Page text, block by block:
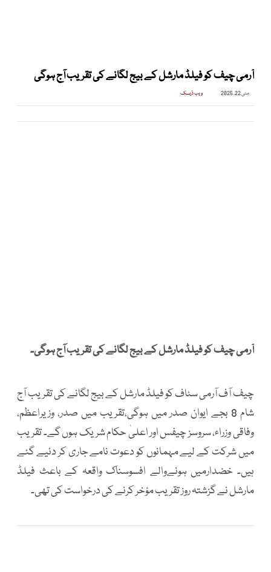
آرمی چیف کو فیلڈ مارشل کے بیج لگانے کی تقریب آج ہوگی
مئی 22, 2025 ویب ڈیسک
آرمی چیف کو فیلڈ مارشل کے بیج لگانے کی تقریب آج ہوگی۔
چیف آف آرمی سٹاف کو فیلڈ مارشل کے بیج لگانے کی تقریب آج
شام 8 بجے ایوان صدر میں ہوگی،تقریب میں صدر، وزیراعظم،
وفاقی وزراء، سروسز چیفس اور اعلیٰ حکام شریک ہوں گے۔ تقریب
میں شرکت کے لیے مہمانوں کو دعوت نامے جاری کر دئیے گئے
ہیں۔ خضدارمیں ہونےوالے افسوسناک واقعہ کے باعث فیلڈ
مارشل نے گزشتہ روز تقریب مؤخر کرنے کی درخواست کی تھی۔